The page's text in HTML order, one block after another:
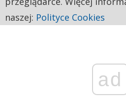
ad
naszej: Polityce Cookies